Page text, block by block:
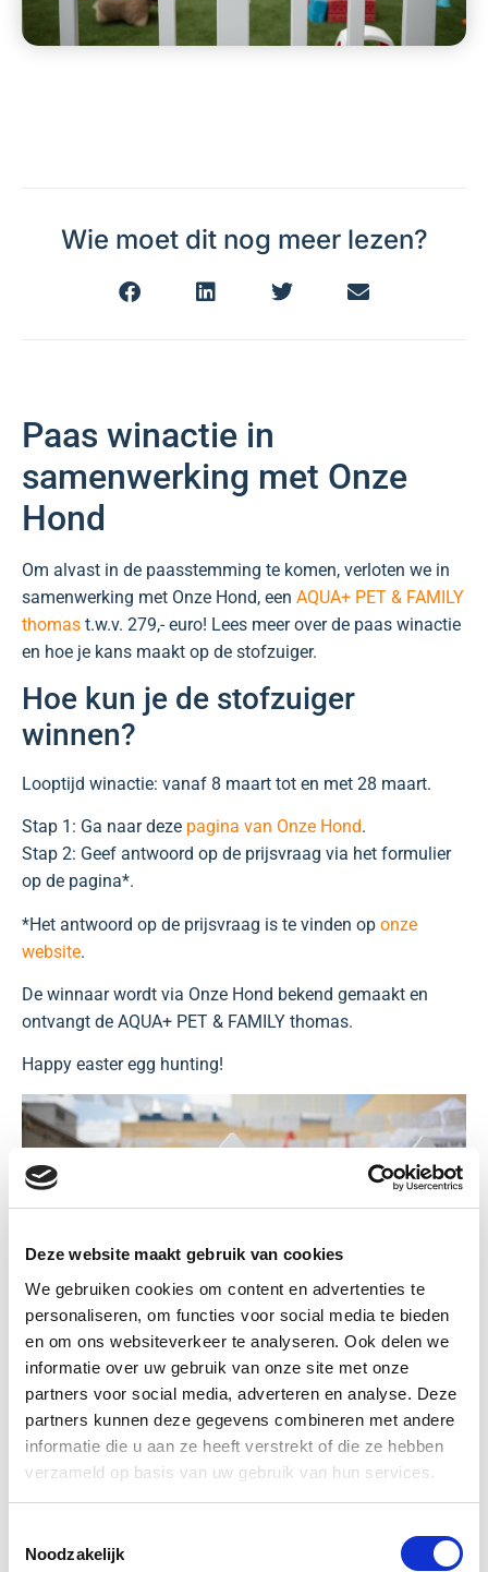
Deze website maakt gebruik van cookies
We gebruiken cookies om content en advertenties te
personaliseren, om functies voor social media te bieden
en om ons websiteverkeer te analyseren. Ook delen we
informatie over uw gebruik van onze site met onze
partners voor social media, adverteren en analyse. Deze
partners kunnen deze gegevens combineren met andere
informatie die u aan ze heeft verstrekt of die ze hebben
verzameld op basis van uw gebruik van hun services.
Noodzakelijk
Wie moet dit nog meer lezen?
Paas winactie in
samenwerking met Onze
Hond
Om alvast in de paasstemming te komen, verloten we in
samenwerking met Onze Hond, een AQUA+ PET & FAMILY
thomas t.w.v. 279,- euro! Lees meer over de paas winactie
en hoe je kans maakt op de stofzuiger.
Hoe kun je de stofzuiger
winnen?
Looptijd winactie: vanaf 8 maart tot en met 28 maart.
Stap 1: Ga naar deze pagina van Onze Hond.
Stap 2: Geef antwoord op de prijsvraag via het formulier
op de pagina*.
*Het antwoord op de prijsvraag is te vinden op onze
website.
De winnaar wordt via Onze Hond bekend gemaakt en
ontvangt de AQUA+ PET & FAMILY thomas.
Happy easter egg hunting!